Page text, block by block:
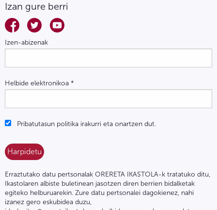
Izan gure berri
Izen-abizenak
Helbide elektronikoa *
Pribatutasun politika irakurri eta onartzen dut.
Erraztutako datu pertsonalak ORERETA IKASTOLA-k tratatuko ditu,
Ikastolaren albiste buletinean jasotzen diren berrien bidalketak
egiteko helburuarekin. Zure datu pertsonalei dagokienez, nahi
izanez gero eskubidea duzu,